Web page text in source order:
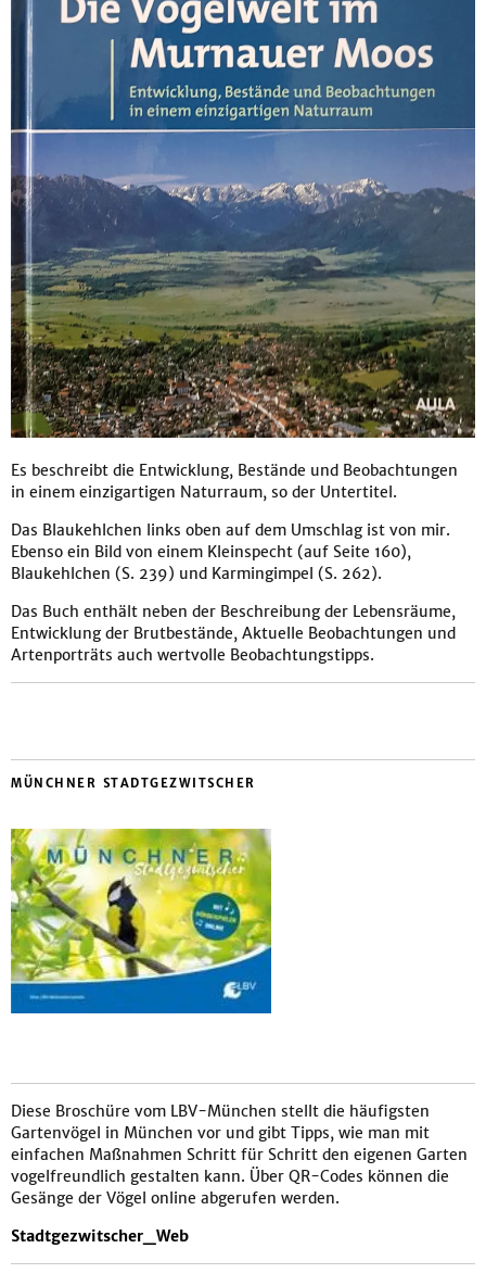
Es beschreibt die Entwicklung, Bestände und Beobachtungen
in einem einzigartigen Naturraum, so der Untertitel.
Das Blaukehlchen links oben auf dem Umschlag ist von mir.
Ebenso ein Bild von einem Kleinspecht (auf Seite 160),
Blaukehlchen (S. 239) und Karmingimpel (S. 262).
Das Buch enthält neben der Beschreibung der Lebensräume,
Entwicklung der Brutbestände, Aktuelle Beobachtungen und
Artenporträts auch wertvolle Beobachtungstipps.
MÜNCHNER STADTGEZWITSCHER
Diese Broschüre vom LBV-München stellt die häufigsten
Gartenvögel in München vor und gibt Tipps, wie man mit
einfachen Maßnahmen Schritt für Schritt den eigenen Garten
vogelfreundlich gestalten kann. Über QR-Codes können die
Gesänge der Vögel online abgerufen werden.
Stadtgezwitscher_Web